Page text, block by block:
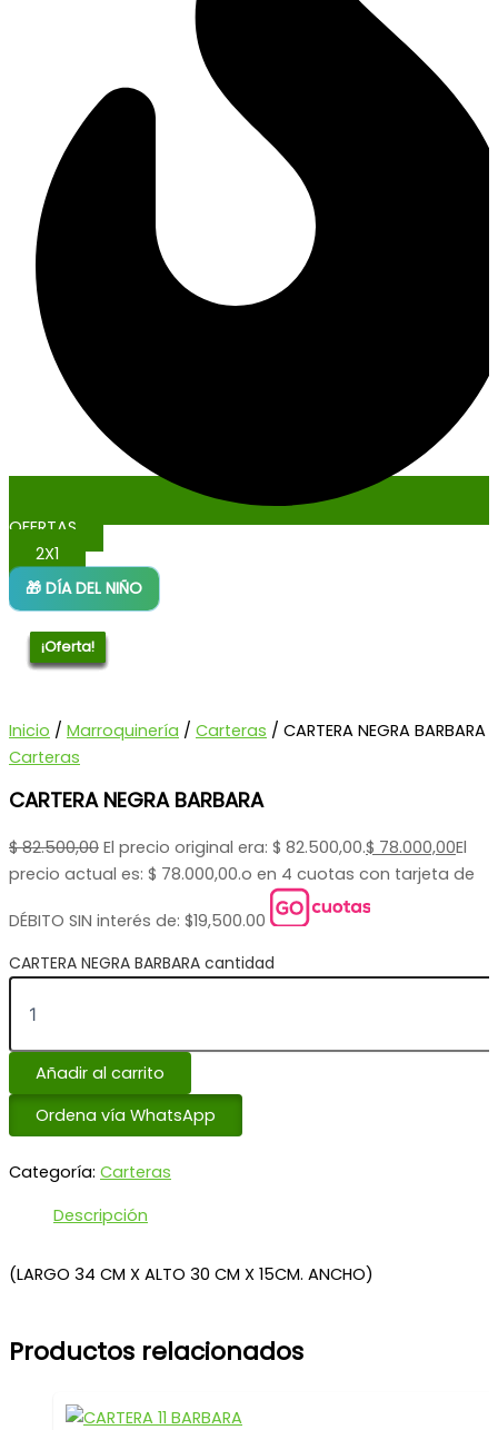
OFERTAS
2X1
🎁 DÍA DEL NIÑO
¡Oferta!
Inicio / Marroquinería / Carteras / CARTERA NEGRA BARBARA
Carteras
CARTERA NEGRA BARBARA
$82.500,00 El precio original era: $ 82.500,00.$ 78.000,00El
precio actual es: $ 78.000,00.o en 4 cuotas con tarjeta de
DÉBITO SIN interés de: $19,500.00
CARTERA NEGRA BARBARA cantidad
Añadir al carrito
Ordena vía WhatsApp
Categoría: Carteras
Descripción
(LARGO 34 CM X ALTO 30 CM X 15CM. ANCHO)
Productos relacionados
¡Oferta!
¡Oferta!
¡Oferta!
¡Oferta!
¡Oferta!
¡Oferta!